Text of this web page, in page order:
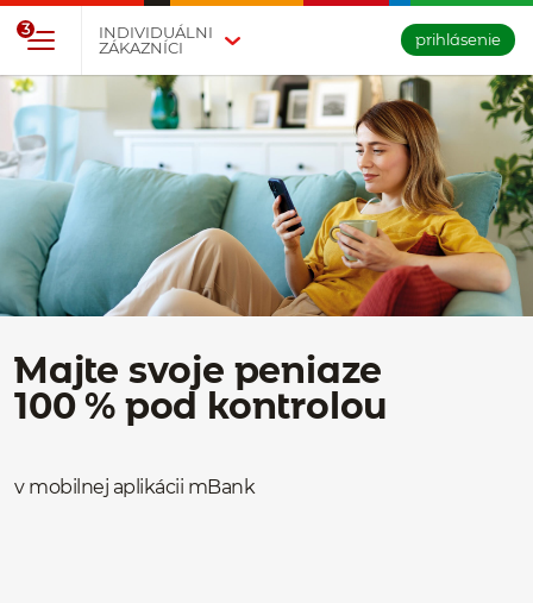
INDIVIDUÁLNI
ZÁKAZNÍCI
3
prihlásenie
Majte svoje peniaze
100 % pod kontrolou
v mobilnej aplikácii mBank